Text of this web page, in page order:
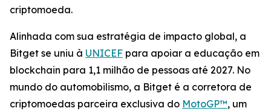
criptomoeda.
Alinhada com sua estratégia de impacto global, a
Bitget se uniu à UNICEF para apoiar a educação em
blockchain para 1,1 milhão de pessoas até 2027. No
mundo do automobilismo, a Bitget é a corretora de
criptomoedas parceira exclusiva do MotoGP™, um